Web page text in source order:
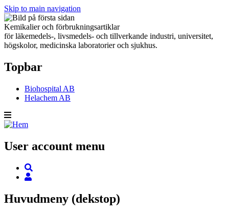
Skip to main navigation
Kemikalier och förbrukningsartiklar
för läkemedels-, livsmedels- och tillverkande industri, universitet,
högskolor, medicinska laboratorier och sjukhus.
Topbar
Biohospital AB
Helachem AB
User account menu
Huvudmeny (dekstop)